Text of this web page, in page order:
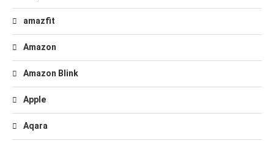
amazfit
Amazon
Amazon Blink
Apple
Aqara